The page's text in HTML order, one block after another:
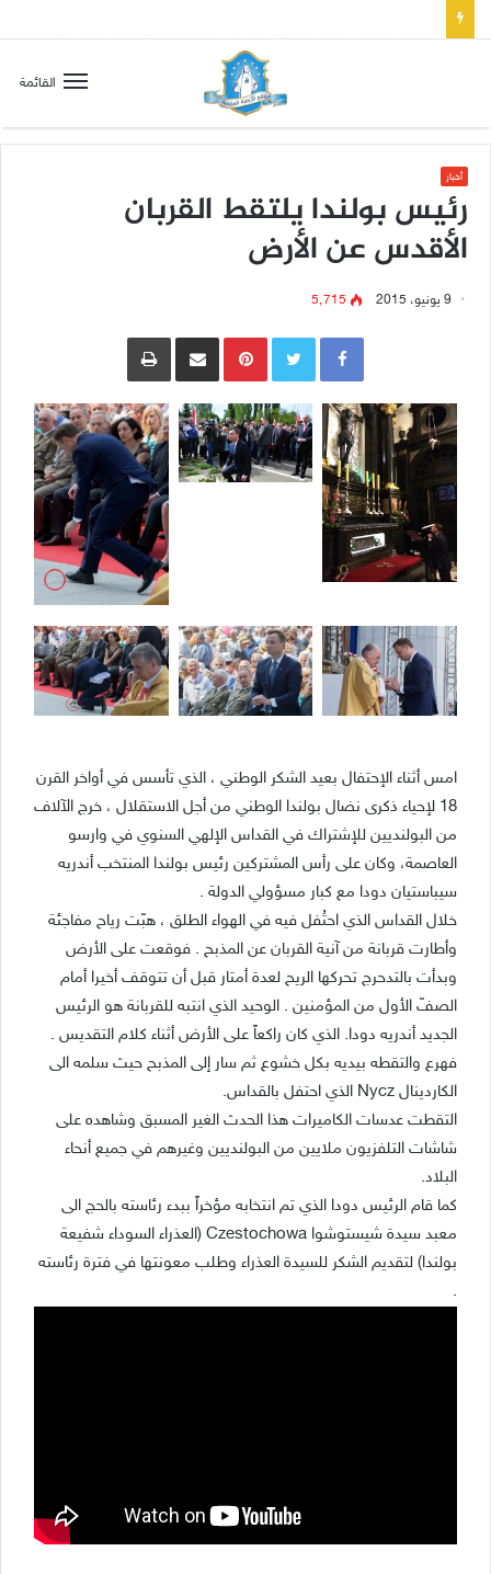
القائمة
أخبار
رئيس بولندا يلتقط القربان
الأقدس عن الأرض
9 يونيو، 2015 5٬715
Pinterestمشاركة عبر البريد طباعة
امس أثناء الإحتفال بعيد الشكر الوطني ، الذي تأسس في أواخر القرن
18 لإحياء ذكرى نضال بولندا الوطني من أجل الاستقلال ، خرج الآلاف
من البولنديين للإشتراك في القداس الإلهي السنوي في وارسو
العاصمة، وكان على رأس المشتركين رئيس بولندا المنتخب أندريه
سيباستيان دودا مع كبار مسؤولي الدولة .
خلال القداس الذي احتُفل فيه في الهواء الطلق ، هبّت رياح مفاجئة
وأطارت قربانة من آنية القربان عن المذبح . فوقعت على الأرض
وبدأت بالتدحرج تحركها الريح لعدة أمتار قبل أن تتوقف أخيرا أمام
الصفّ الأول من المؤمنين . الوحيد الذي انتبه للقربانة هو الرئيس
الجديد أندريه دودا. الذي كان راكعاً على الأرض أثناء كلام التقديس .
فهرع والتقطه بيديه بكل خشوع ثم سار إلى المذبح حيث سلمه الى
الكاردينال Nycz الذي احتفل بالقداس.
التقطت عدسات الكاميرات هذا الحدث الغير المسبق وشاهده على
شاشات التلفزيون ملايين من البولنديين وغيرهم في جميع أنحاء
البلاد.
كما قام الرئيس دودا الذي تم انتخابه مؤخراً ببدء رئاسته بالحج الى
معبد سيدة شيستوشوا Czestochowa (العذراء السوداء شفيعة
بولندا) لتقديم الشكر للسيدة العذراء وطلب معونتها في فترة رئاسته
.